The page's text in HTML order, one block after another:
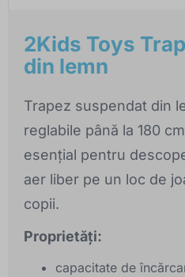
2Kids Toys
din lemn
Trapez suspendat din
reglabile până la 180
esențial pentru
aer liber pe un loc de
copii.
Proprietăți:
capacitate de